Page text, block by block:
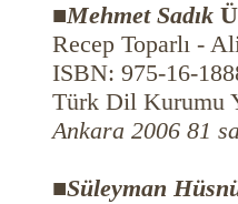
■Mehmet Sadık
Recep Toparlı -
ISBN: 975-16-
Türk Dil Kurumu
Ankara 2006 81
■Süleyman